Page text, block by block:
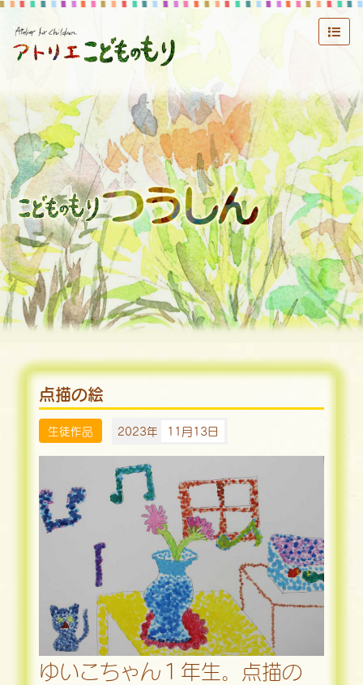
点描の絵
生徒作品 2023年 11月13日
ゆいこちゃん１年生。点描の